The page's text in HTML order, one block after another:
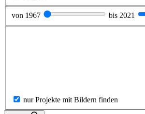
von 1967 bis 2021
nur Projekte mit Bildern finden